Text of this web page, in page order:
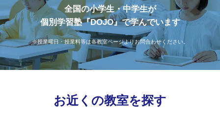
全国の小学生・中学生が
個別学習塾『DOJO』で学んでいます
※授業曜日・授業料等は各教室ページよりお問合わせください。
お近くの教室を探す